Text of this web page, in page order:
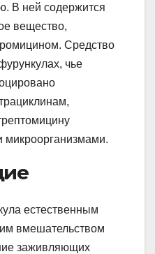
В ней содержится
вещество,
Средство
чье
микроорганизмами.
естественным
вмешательством
заживляющих